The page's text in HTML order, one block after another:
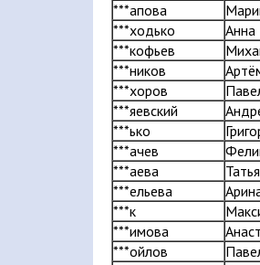
***апова
***ходько
Анна
***кофьев
***ников
***хоров
***яевский
***ько
***ачев
***аева
***ельева
***к
***имова
***ойлов